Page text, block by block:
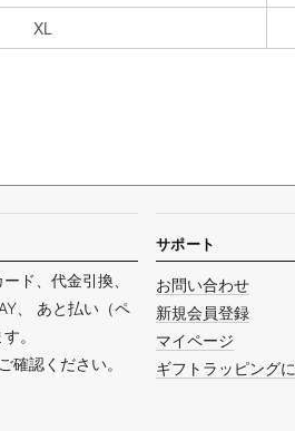
XL
ド、代金引換、
、 あと払い（ペ
。
確認ください。
サポート
お問い合わせ
新規会員登録
マイページ
ギフトラッピング